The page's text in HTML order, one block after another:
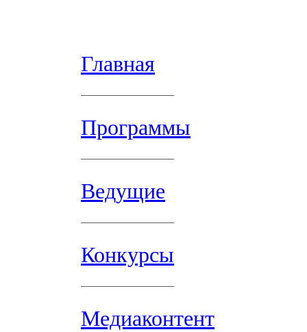
Главная
Программы
Ведущие
Конкурсы
Медиаконтент